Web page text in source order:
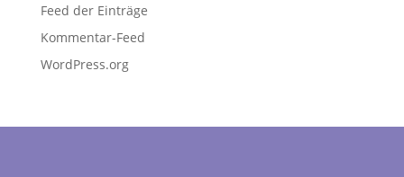
Feed der Einträge
Kommentar-Feed
WordPress.org